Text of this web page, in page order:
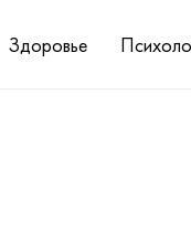
Здоровье